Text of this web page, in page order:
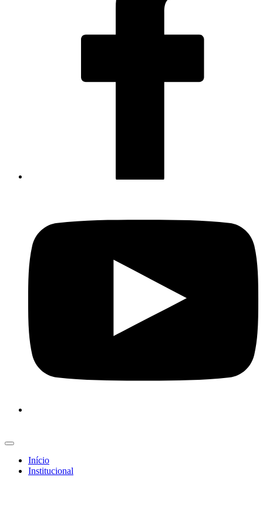
Início
Institucional